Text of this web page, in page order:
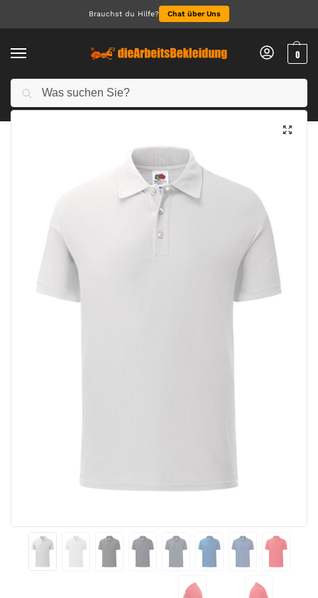
Brauchst du Hilfe? Chat über Uns
0
Start Arbeitskleidung Herren